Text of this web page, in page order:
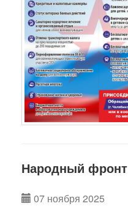
Народный фронт
07 ноября 2025